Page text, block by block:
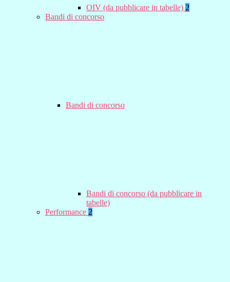
OIV (da pubblicare in tabelle) 2
Bandi di concorso
Bandi di concorso
Bandi di concorso (da pubblicare in
tabelle)
Performance 2